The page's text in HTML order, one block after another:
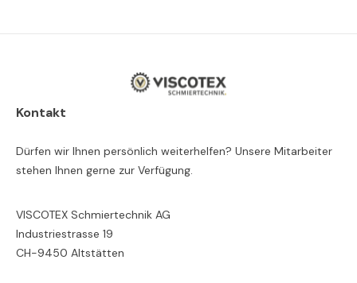
Kontakt
Dürfen wir Ihnen persönlich weiterhelfen? Unsere Mitarbeiter
stehen Ihnen gerne zur Verfügung.
VISCOTEX Schmiertechnik AG
Industriestrasse 19
CH-9450 Altstätten